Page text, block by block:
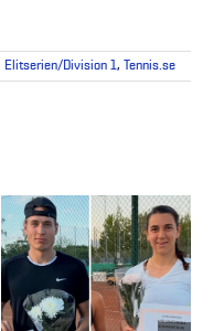
Elitserien/Division 1, Tennis.se